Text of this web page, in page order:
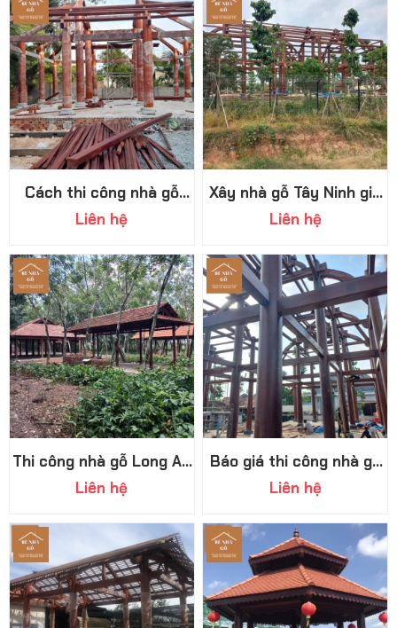
Cách thi công nhà gỗ
truyền thống, quy tình
thi công chuyên nghiệp
Liên hệ
Xây nhà gỗ Tây Ninh giá
rẻ: Tiết kiệm nhưng đẳng
cấp
Liên hệ
Thi công nhà gỗ Long An
bền, đẹp, giá cạnh tranh
Liên hệ
Báo giá thi công nhà gỗ
Tây Ninh chi tiết mới
nhất 2026
Liên hệ